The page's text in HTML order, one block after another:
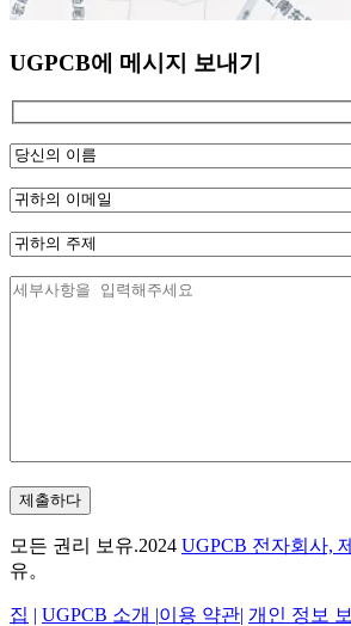
UGPCB에 메시지 보내기
제출하다
모든 권리 보유.2024 UGPCB 전자회사,
유。
집 | UGPCB 소개 |이용 약관| 개인 정보